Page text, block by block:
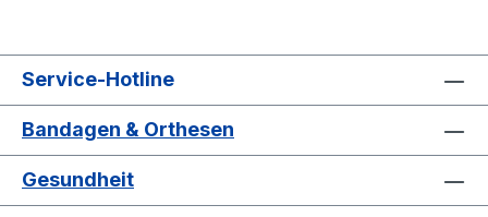
Service-Hotline
Bandagen & Orthesen
Gesundheit